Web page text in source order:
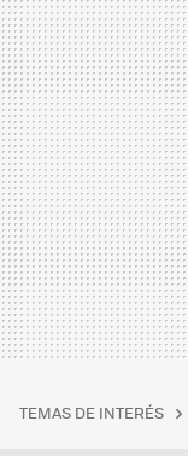
TEMAS DE INTERÉS